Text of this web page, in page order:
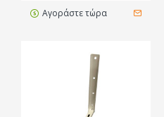
Αγοράστε τώρα